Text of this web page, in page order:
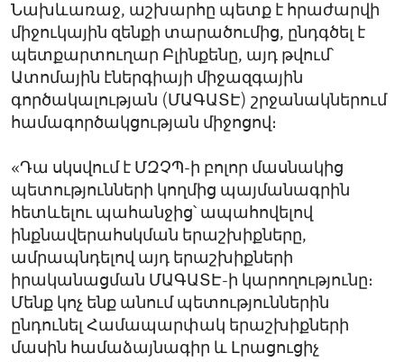
Նախևառաջ, աշխարհը պետք է հրաժարվի
միջուկային զենքի տարածումից, ընդգծել է
պետքարտուղար Բլինքենը, այդ թվում՝
Ատոմային էներգիայի միջազգային
գործակալության (ՄԱԳԱՏԷ) շրջանակներում
համագործակցության միջոցով։
«Դա սկսվում է ՄԶՉՊ-ի բոլոր մասնակից
պետությունների կողմից պայմանագրին
հետևելու պահանջից՝ ապահովելով
ինքնավերահսկման երաշխիքները,
ամրապնդելով այդ երաշխիքների
իրականացման ՄԱԳԱՏԷ-ի կարողությունը։
Մենք կոչ ենք անում պետություններին
ընդունել Համապարփակ երաշխիքների
մասին համաձայնագիր և Լրացուցիչ